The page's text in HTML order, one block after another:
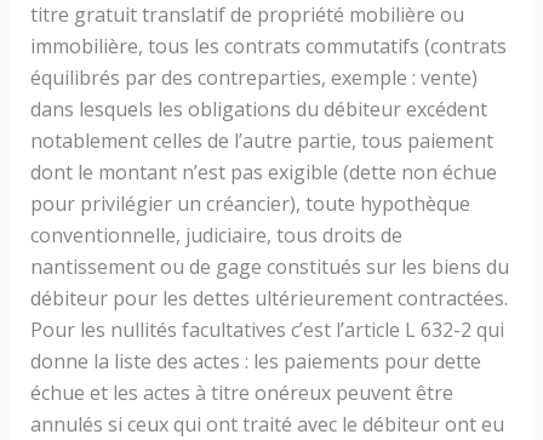
titre gratuit translatif de propriété mobilière ou
immobilière, tous les contrats commutatifs (contrats
équilibrés par des contreparties, exemple : vente)
dans lesquels les obligations du débiteur excédent
notablement celles de l’autre partie, tous paiement
dont le montant n’est pas exigible (dette non échue
pour privilégier un créancier), toute hypothèque
conventionnelle, judiciaire, tous droits de
nantissement ou de gage constitués sur les biens du
débiteur pour les dettes ultérieurement contractées.
Pour les nullités facultatives c’est l’article L 632-2 qui
donne la liste des actes : les paiements pour dette
échue et les actes à titre onéreux peuvent être
annulés si ceux qui ont traité avec le débiteur ont eu